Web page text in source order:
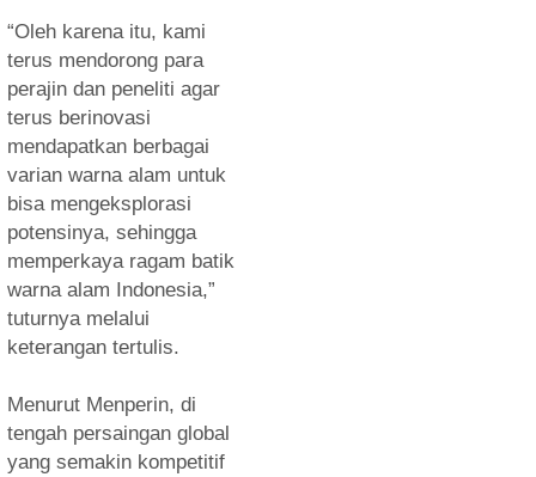
“Oleh karena itu, kami
terus mendorong para
perajin dan peneliti agar
terus berinovasi
mendapatkan berbagai
varian warna alam untuk
bisa mengeksplorasi
potensinya, sehingga
memperkaya ragam batik
warna alam Indonesia,”
tuturnya melalui
keterangan tertulis.
Menurut Menperin, di
tengah persaingan global
yang semakin kompetitif